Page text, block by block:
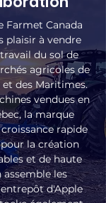
Farmet Canada
plaisir à vendre
du sol de
agricoles de
des Maritimes.
vendues en
la marque
rapide
la création
et de haute
assemble les
d'Apple